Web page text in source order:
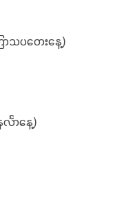
ပတေးနေ့)
နေ့)